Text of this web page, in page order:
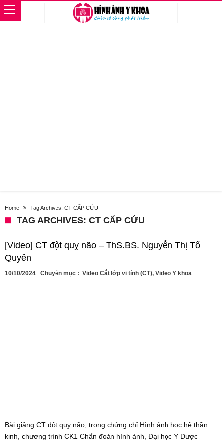
Home Tag Archives: CT CẤP CỨU
TAG ARCHIVES: CT CẤP CỨU
[Video] CT đột quỵ não – ThS.BS. Nguyễn Thị Tố
Quyên
10/10/2024 Chuyên mục : Video Cắt lớp vi tính (CT), Video Y khoa
Bài giảng CT đột quỵ não, trong chứng chỉ Hình ảnh học hệ thần
kinh, chương trình CK1 Chẩn đoán hình ảnh, Đại học Y Dược